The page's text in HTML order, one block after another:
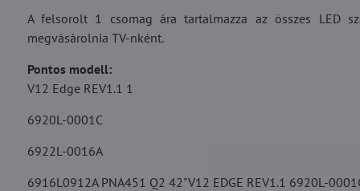
A felsorolt 1 csomag ára tartalmazza az összes LED
megvásárolnia TV-nként.
Pontos modell:
V12 Edge REV1.1 1
6920L-0001C
6922L-0016A
6916L0912A PNA451 Q2 42"V12 EDGE REV1.1 6920L-